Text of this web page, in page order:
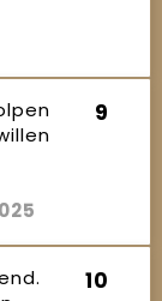
9
10